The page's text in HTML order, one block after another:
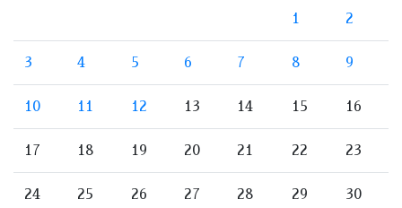
1 2
3 4 5 6 7 8 9
10 11 12 13 14 15 16
17 18 19 20 21 22 23
24 25 26 27 28 29 30